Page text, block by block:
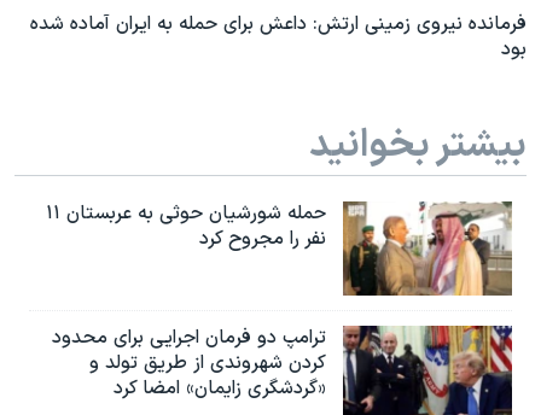
فرمانده نیروی زمینی ارتش: داعش برای حمله به ایران آماده شده
بود
بیشتر بخوانید
حمله شورشیان حوثی به عربستان ۱۱
نفر را مجروح کرد
ترامپ دو فرمان اجرایی برای محدود
کردن شهروندی از طریق تولد و
«گردشگری زایمان» امضا کرد